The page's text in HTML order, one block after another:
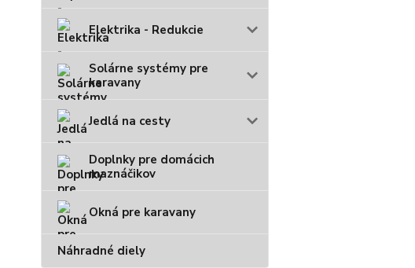
Elektrika - Redukcie
Solárne systémy pre
karavany
Jedlá na cesty
Doplnky pre domácich
maznáčikov
Okná pre karavany
Náhradné diely